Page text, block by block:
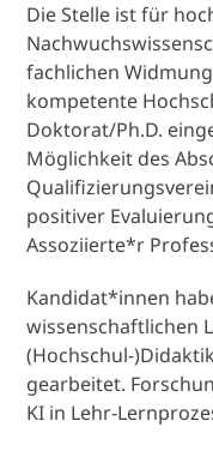
Die Stelle ist für
fachlichen
kompetente
Doktorat/Ph.D.
Möglichkeit des
positiver
Assoziierte*r
Kandidat*innen
wissenschaftlichen
(Hochschul-
gearbeitet.
KI in Lehr-